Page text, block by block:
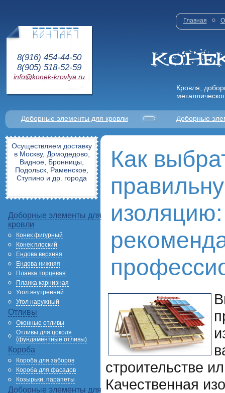
8(916) 454-44-50
8(905) 518-52-59
info@konek-krovlya.ru
Главная О
Кровля,
Доборные элементы для кровли Доборные
Осуществляем доставку
в Москву, Домодедово,
Видное, Бронницы,
Подольск, Раменское,
Ступино и др. города
Доборные элементы для
кровли
Конек фигурный
Конек плоский
Ендова верхняя
Ендова нижняя
Планка торцевая
Планка карнизная
Угол внутренний
Угол наружный
Отливы
Оконные отливы
Отливы для цоколя
(фундаментные отливы)
Короба
Короба для заборов
Короба для фасадов
Козырьки, парапеты
Доборные элементы для
Как
изоляцию:
строительстве
Качественная